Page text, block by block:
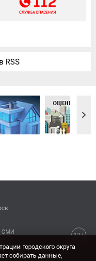
RSS
12+
СМИ
городского округа
собирать данные,